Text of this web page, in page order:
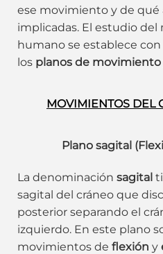
ese movimiento y de qué
implicadas. El estudio
humano se establece
los planos de movimiento
MOVIMIENTOS DEL
Plano sagital
La denominación sagital
sagital del cráneo que
posterior separando el
izquierdo. En este plano
movimientos de flexión y